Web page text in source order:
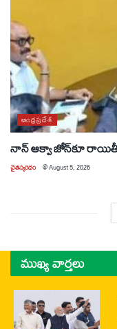
ఆంధ్రప్రదేశ్
నాన్ ఆక్వా జోన్‌కూ రాయితీ
చైతన్యరధం @August 5, 2026
ముఖ్య వార్తలు